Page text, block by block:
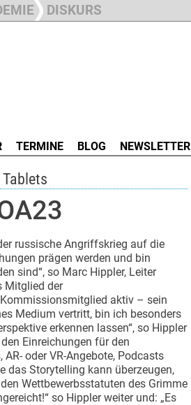
DISKURS
TERMINE BLOG NEWSLETTER
russische Angriffskrieg auf die
prägen werden und bin
sind“, so Marc Hippler, Leiter
Mitglied der
aktiv – sein
Medium vertritt, bin ich besonders
erkennen lassen“, so Hippler
Einreichungen für den
oder VR-Angebote, Podcasts
das Storytelling kann überzeugen,
Wettbewerbsstatuten des Grimme
so Hippler weiter und: „Es